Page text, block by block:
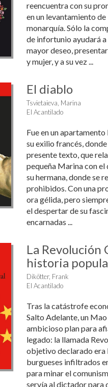
reencuentra con su
en un levantamiento
monarquía. Sólo la
de infortunio ayudará
mayor deseo,
y mujer, y a su vez ...
El diablo
Tsvietaieva, Marina
El Acantilado
Fue en un
su exilio francés,
presente texto, que
pequeña Marina con
su hermana, donde se
prohibidos. Con una
ora gélida, pero
el despertar de su
encarnadas ...
La Revolución
historia
Dikötter, Frank
El Acantilado
Tras la catástrofe
Salto Adelante, un
ambicioso plan para
legado: la llamada
objetivo declarado era
burgueses infiltrados
para minar el
servía al dictador para